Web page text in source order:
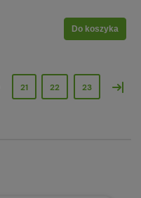
Do koszyka
21 22 23 »